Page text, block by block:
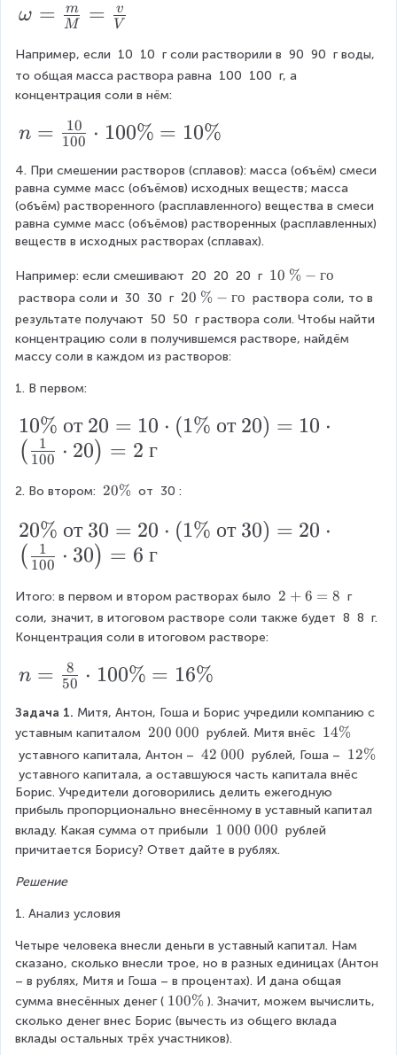
%
c
{
m
}
M
}
\
c
d
ot
1
0
0
\
%
=
\f
ra
c
{
v
}
{
V
}
\
c
d
ot
1
0
0
\
%
\
m
e
a
=
\f
ra
c
m
}
{
M
}
\f
ra
c
v
}
V
}
ω = M
m = V
v
Например, если 10 10 г соли растворили в 90 90 г воды,
то общая масса раствора равна 100 100 г, а
концентрация соли в нём:
n
\f
r
a
{
1
0
}
0
0
\
c
d
o
t
1
0
\
%
=
1
0
\
%
n = 100
10 ⋅ 100% = 10%
4. При смешении растворов (сплавов): масса (объём) смеси
равна сумме масс (объёмов) исходных веществ; масса
(объём) растворенного (расплавленного) вещества в смеси
равна сумме масс (объёмов) растворенных (расплавленных)
веществ в исходных растворах (сплавах).
Например: если смешивают 20 20 20 г 1
0
t
e
%
10 % − го
раствора соли и 30 30 г 2
0
\
t
{
\
20 % − го раствора соли, то в
результате получают 50 50 г раствора соли. Чтобы найти
концентрацию соли в получившемся растворе, найдём
массу соли в каждом из растворов:
1. В первом:
1
0
%
\
о
т
\
2
0
=
0
\
c
d
o
t
(
\
%
\
о
т
\
10% от 20 = 10 ⋅ (1% от 20) = 10 ⋅
( 100
1 ⋅ 20) = 2 г
2. Во втором: 2
\
20% от 30 :
2
0
%
\
т
\
3
0
=
2
0
\
c
t
(
1
\
20% от 30 = 20 ⋅ (1% от 30) = 20 ⋅
( 100
1 ⋅ 30) = 6 г
Итого: в первом и втором растворах было 2
+
2 + 6 = 8 г
соли, значит, в итоговом растворе соли также будет 8 8 г.
Концентрация соли в итоговом растворе:
n
\f
r
a
c
{
8
}
5
0
}
\
c
d
n = 50
8 ⋅ 100% = 16%
Задача 1. Митя, Антон, Гоша и Борис учредили компанию с
уставным капиталом \
t
2
0
}
200 000 рублей. Митя внёс 1
4
14%
уставного капитала, Антон – \
t
e
x
t
{
}
42 000 рублей, Гоша – 1
2
%
12%
уставного капитала, а оставшуюся часть капитала внёс
Борис. Учредители догово­рились делить ежегодную
прибыль пропорционально внесённому в уставный капитал
вкладу. Какая сумма от прибыли \
t
0
0
0
0
0
0
1 000 000 рублей
причитается Борису? Ответ дайте в рублях.
Решение
1. Анализ условия
Четыре человека внесли деньги в уставный капитал. Нам
сказано, сколько внесли трое, но в разных единицах (Антон
– в рублях, Митя и Гоша – в процентах). И дана общая
сумма внесённых денег ( 1
0
0
100% ). Значит, можем вычислить,
сколько денег внес Борис (вычесть из общего вклада
вклады остальных трёх участников).